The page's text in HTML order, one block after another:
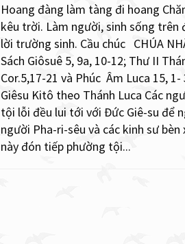
Hoang đàng làm tàng đi hoang
kêu trời. Làm người, sinh sống trên
lời trường sinh. Cầu chúc CHÚA
Sách Giôsuê 5, 9a, 10-12; Thư II
Cor.5,17-21 và Phúc Âm Luca 15,
Giêsu Kitô theo Thánh Luca Các
tội lỗi đều lui tới với Đức Giê-su để
người Pha-ri-sêu và các kinh sư bèn
này đón tiếp phường tội...